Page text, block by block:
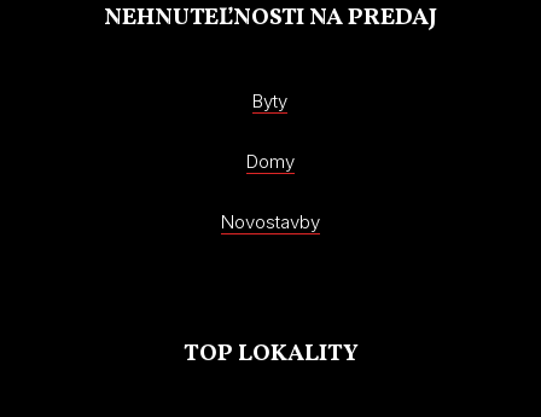
NEHNUTEĽNOSTI NA PREDAJ
Byty
Domy
Novostavby
TOP LOKALITY